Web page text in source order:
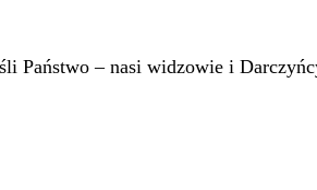
Państwo – nasi widzowie i